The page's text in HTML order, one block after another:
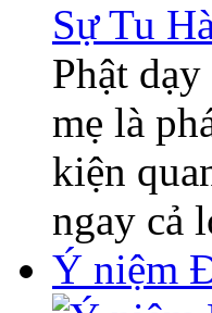
Phật
mẹ là
kiện
ngay cả
Ý niệm